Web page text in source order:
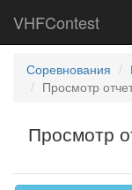
VHFContest
Соревнования
Просмотр
Просмотр